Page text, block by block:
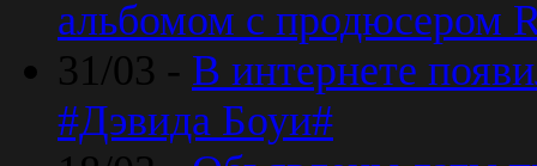
альбомом с продюсером
31/03 - В интернете
#Дэвида Боуи#